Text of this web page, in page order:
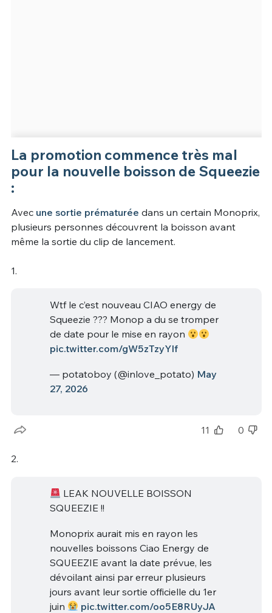
La promotion commence très mal
pour la nouvelle boisson de Squeezie
:
Avecune sortie prématurée dans un certain Monoprix,
plusieurs personnes découvrent la boisson avant
même la sortie du clip de lancement.
1.
Wtf le c’est nouveau CIAO energy de
Squeezie ??? Monop a du se tromper
de date pour le mise en rayon
pic.twitter.com/gW5zTzyYIf
— potatoboy (@inlove_potato) May
27, 2026
11 0
2.
LEAK NOUVELLE BOISSON
SQUEEZIE !!
Monoprix aurait mis en rayon les
nouvelles boissons Ciao Energy de
SQUEEZIE avant la date prévue, les
dévoilant ainsi par erreur plusieurs
jours avant leur sortie officielle du 1er
juin
pic.twitter.com/oo5E8RUyJA